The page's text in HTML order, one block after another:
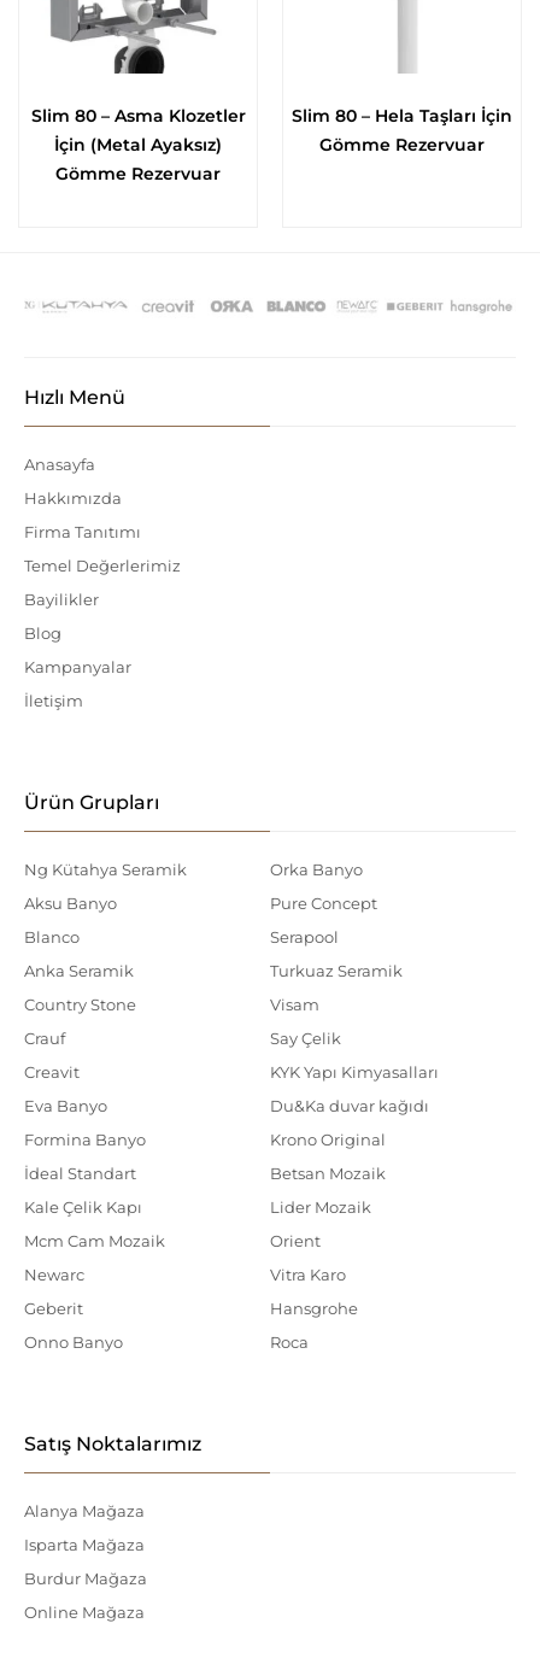
Slim 80 – Asma Klozetler
İçin (Metal Ayaksız)
Gömme Rezervuar
Slim 80 – Hela Taşları İçin
Gömme Rezervuar
Hızlı Menü
Anasayfa
Hakkımızda
Firma Tanıtımı
Temel Değerlerimiz
Bayilikler
Blog
Kampanyalar
İletişim
Ürün Grupları
Ng Kütahya Seramik
Aksu Banyo
Blanco
Anka Seramik
Country Stone
Crauf
Creavit
Eva Banyo
Formina Banyo
İdeal Standart
Kale Çelik Kapı
Mcm Cam Mozaik
Newarc
Geberit
Onno Banyo
Orka Banyo
Pure Concept
Serapool
Turkuaz Seramik
Visam
Say Çelik
KYK Yapı Kimyasalları
Du&Ka duvar kağıdı
Krono Original
Betsan Mozaik
Lider Mozaik
Orient
Vitra Karo
Hansgrohe
Roca
Satış Noktalarımız
Alanya Mağaza
Isparta Mağaza
Burdur Mağaza
Online Mağaza